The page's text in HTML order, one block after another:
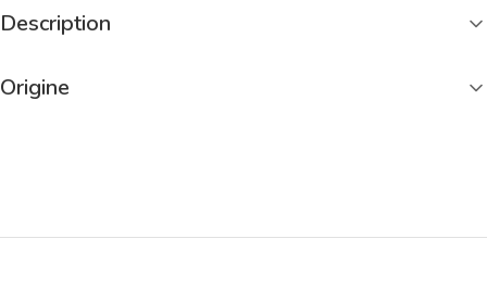
Description
Origine